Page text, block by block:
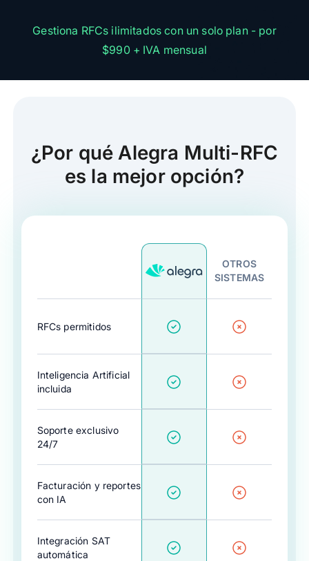
Gestiona RFCs ilimitados con un solo plan - por
$990 + IVA mensual
¿Por qué Alegra Multi-RFC
es la mejor opción?
OTROS
SISTEMAS
RFCs permitidos
Inteligencia Artificial
incluida
Soporte exclusivo
24/7
Facturación y reportes
con IA
Integración SAT
automática